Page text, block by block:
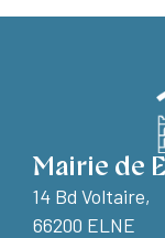
Mairie de
14 Bd Voltaire,
66200 ELNE